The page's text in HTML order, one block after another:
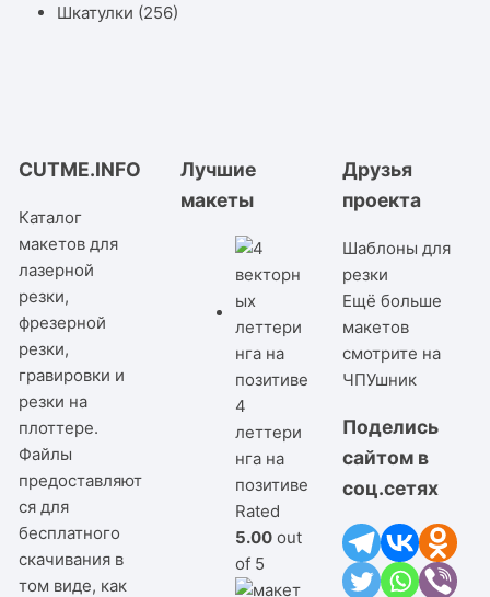
Шкатулки (256)
CUTME.INFO
Каталог
макетов для
лазерной
резки,
фрезерной
резки,
гравировки и
резки на
плоттере.
Файлы
предоставляют
ся для
бесплатного
скачивания в
том виде, как
Лучшие
макеты
4
леттери
нга на
позитиве
Rated
5.00 out
of 5
Друзья
проекта
Шаблоны для
резки
Ещё больше
макетов
смотрите на
ЧПУшник
Поделись
сайтом в
соц.сетях